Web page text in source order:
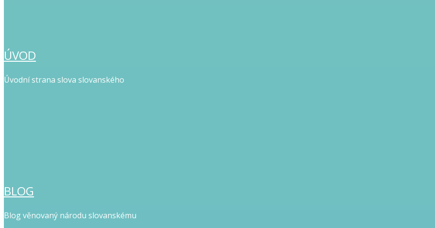
ÚVOD
Úvodní strana slova slovanského
BLOG
Blog věnovaný národu slovanskému